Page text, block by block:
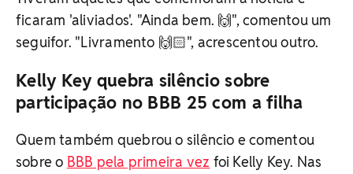
ficaram 'aliviados'. "Ainda bem. 🙌", comentou um
seguifor. "Livramento 🙌🏻", acrescentou outro.
Kelly Key quebra silêncio sobre
participação no BBB 25 com a filha
Quem também quebrou o silêncio e comentou
sobre o BBB pela primeira vez foi Kelly Key. Nas